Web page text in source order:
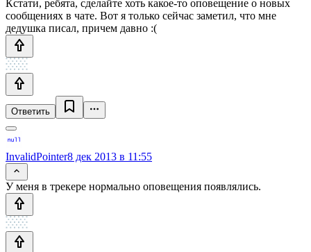
Кстати, ребята, сделайте хоть какое-то оповещение о новых
сообщениях в чате. Вот я только сейчас заметил, что мне
дедушка писал, причем давно :(
Ответить
InvalidPointer8 дек 2013 в 11:55
У меня в трекере нормально оповещения появлялись.